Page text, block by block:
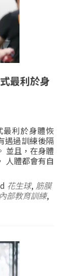
最利於身
最利於身體恢
遇過訓練後隔
並且，在身體
人體都會有自
花生球, 筋膜
內部教育訓練,